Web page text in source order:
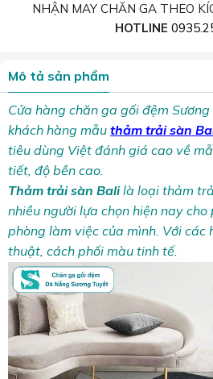
NHẬN MAY CHĂN GA THEO
HOTLINE
Mô tả sản phẩm
Cửa hàng chăn ga gối đệm
khách hàng mẫu thảm trải sàn
tiêu dùng Việt đánh giá cao về
tiết, độ bền cao.
Thảm trải sàn Balilà loại thảm
nhiều người lựa chọn hiện nay
phòng làm việc của mình. Với
thuật, cách phối màu tinh tế.